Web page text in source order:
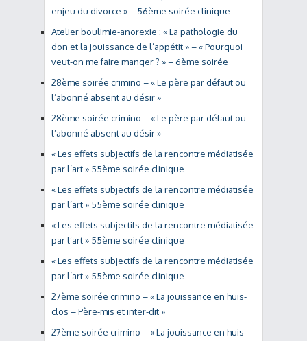
enjeu du divorce » – 56ème soirée clinique
Atelier boulimie-anorexie : « La pathologie du
don et la jouissance de l’appétit » – « Pourquoi
veut-on me faire manger ? » – 6ème soirée
28ème soirée crimino – « Le père par défaut ou
l’abonné absent au désir »
28ème soirée crimino – « Le père par défaut ou
l’abonné absent au désir »
« Les effets subjectifs de la rencontre médiatisée
par l’art » 55ème soirée clinique
« Les effets subjectifs de la rencontre médiatisée
par l’art » 55ème soirée clinique
« Les effets subjectifs de la rencontre médiatisée
par l’art » 55ème soirée clinique
« Les effets subjectifs de la rencontre médiatisée
par l’art » 55ème soirée clinique
27ème soirée crimino – « La jouissance en huis-
clos – Père-mis et inter-dit »
27ème soirée crimino – « La jouissance en huis-